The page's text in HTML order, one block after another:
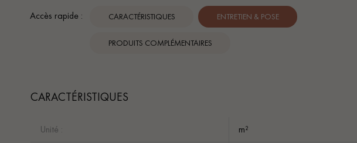
Accès rapide : CARACTÉRISTIQUES ENTRETIEN & POSE
PRODUITS COMPLÉMENTAIRES
CARACTÉRISTIQUES
Unité : m²